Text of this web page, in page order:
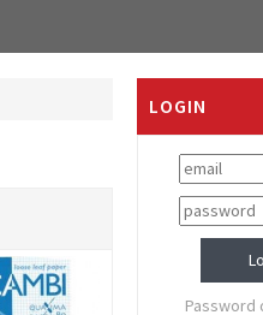
LOGIN
Password